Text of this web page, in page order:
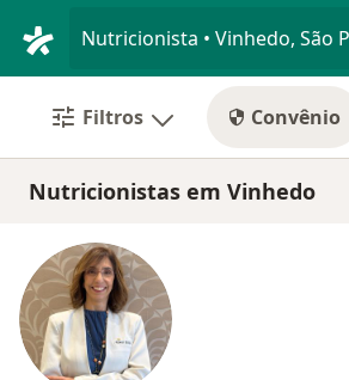
Nutricionista • Vinhedo, São
Filtros Convênio
Nutricionistas em Vinhedo